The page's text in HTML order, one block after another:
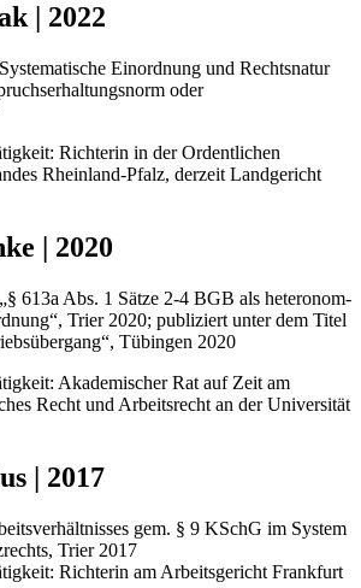
| 2022
Einordnung und Rechtsnatur
oder
Richterin in der Ordentlichen
Rheinland-Pfalz, derzeit Landgericht
| 2020
613a Abs. 1 Sätze 2-4 BGB als heteronom-
Trier 2020; publiziert unter dem Titel
Tübingen 2020
Akademischer Rat auf Zeit am
Recht und Arbeitsrecht an der Universität
| 2017
gem. § 9 KSchG im System
Trier 2017
Richterin am Arbeitsgericht Frankfurt